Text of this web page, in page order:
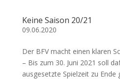
Keine Saison 20/21
09.06.2020
Der BFV macht einen klaren
– Bis zum 30. Juni 2021 soll
ausgesetzte Spielzeit zu Ende